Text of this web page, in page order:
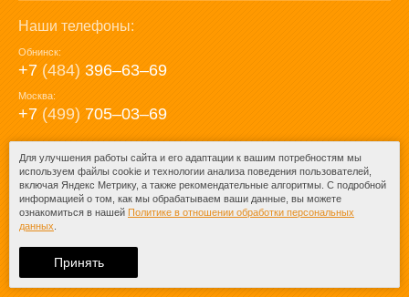
Наши телефоны:
Обнинск:
+7 (484) 396‒63‒69
Москва:
+7 (499) 705‒03‒69
E-mail:
mail@posuda40.ru
При любом копировании информации
ссылка на
Для улучшения работы сайта и его адаптации к вашим потребностям мы
используем файлы cookie и технологии анализа поведения пользователей,
включая Яндекс Метрику, а также рекомендательные алгоритмы. С подробной
информацией о том, как мы обрабатываем ваши данные, вы можете
ознакомиться в нашей Политике в отношении обработки персональных
данных
Принять